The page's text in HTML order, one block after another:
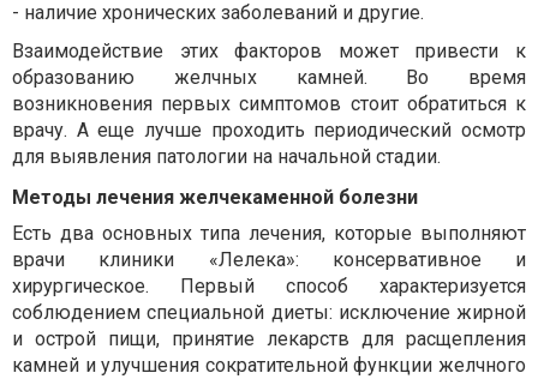
- наличие хронических заболеваний и другие.
Взаимодействие этих факторов может привести к
образованию желчных камней. Во время
возникновения первых симптомов стоит обратиться к
врачу. А еще лучше проходить периодический осмотр
для выявления патологии на начальной стадии.
Методы лечения желчекаменной болезни
Есть два основных типа лечения, которые выполняют
врачи клиники «Лелека»: консервативное и
хирургическое. Первый способ характеризуется
соблюдением специальной диеты: исключение жирной
и острой пищи, принятие лекарств для расщепления
камней и улучшения сократительной функции желчного